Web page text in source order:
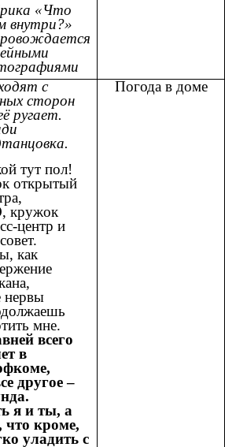
«Что
внутри?»
с
сторон
ругает.
тут пол!
открытый
кружок
центр и
как
нервы
мне.
всего
в
другое –
я и ты, а
что кроме,
уладить с
Погода в доме